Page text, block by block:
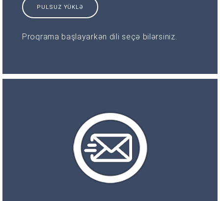
PULSUZ YÜKLƏ
Proqrama başlayarkən dili seçə bilərsiniz.